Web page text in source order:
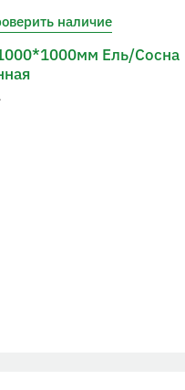
наличие
Ель/Сосна